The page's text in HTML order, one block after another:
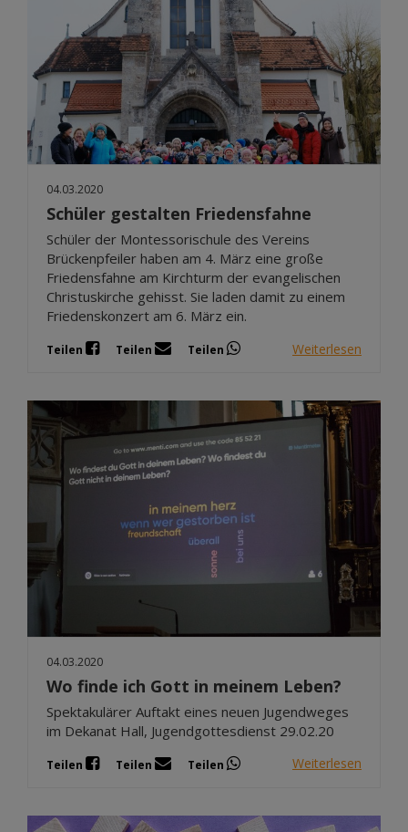
04.03.2020
Schüler gestalten Friedensfahne
Schüler der Montessorischule des Vereins
Brückenpfeiler haben am 4. März eine große
Friedensfahne am Kirchturm der evangelischen
Christuskirche gehisst. Sie laden damit zu einem
Friedenskonzert am 6. März ein.
Teilen Teilen Teilen Weiterlesen
04.03.2020
Wo finde ich Gott in meinem Leben?
Spektakulärer Auftakt eines neuen Jugendweges
im Dekanat Hall, Jugendgottesdienst 29.02.20
Teilen Teilen Teilen Weiterlesen